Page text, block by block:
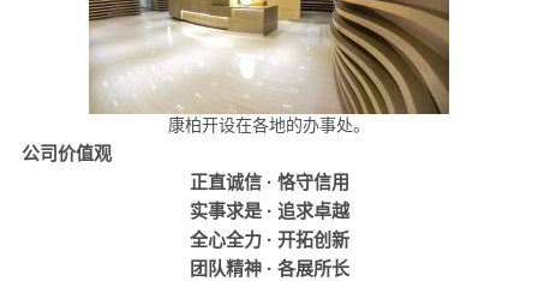
康柏开设在各地的办事处。
公司价值观
正直诚信 · 恪守信用
实事求是 · 追求卓越
全心全力 · 开拓创新
团队精神 · 各展所长